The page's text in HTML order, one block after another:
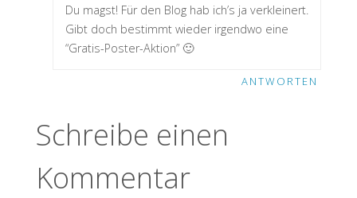
Du magst! Für den Blog hab ich’s ja verkleinert.
Gibt doch bestimmt wieder irgendwo eine
“Gratis-Poster-Aktion” 🙂
ANTWORTEN
Schreibe einen
Kommentar